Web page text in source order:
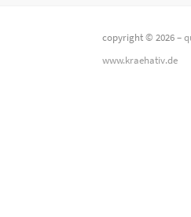
copyright © 2026 –
www.kraehativ.de